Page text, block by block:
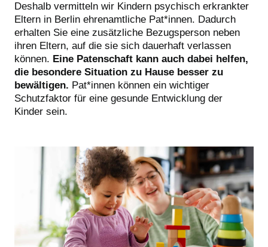
Deshalb vermitteln wir Kindern psychisch erkrankter
Eltern in Berlin ehrenamtliche Pat*innen. Dadurch
erhalten Sie eine zusätzliche Bezugsperson neben
ihren Eltern, auf die sie sich dauerhaft verlassen
können. Eine Patenschaft kann auch dabei helfen,
die besondere Situation zu Hause besser zu
bewältigen. Pat*innen können ein wichtiger
Schutzfaktor für eine gesunde Entwicklung der
Kinder sein.